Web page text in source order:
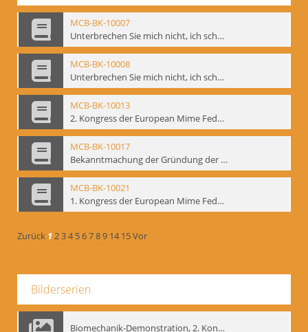
MCB-BK-10007
Unterbrechen Sie mich nicht, ich schweige - interne Signatur: BM-prt-215-f
MCB-BK-10008
Unterbrechen Sie mich nicht, ich schweige - interne Signatur: BM-prt-215-r
MCB-BK-10013
2. Kongress der European Mime Federation: „Rekonstruktion/Innovation“, Berlin Mai 1993 - interne Signatur: BM-prt-221
MCB-BK-10017
Bekanntmachung der Gründung der European Mime Federation - interne Signatur: BM-prt-225
MCB-BK-10021
1. Kongress der European Mime Federation, Amsterdam, September 1991 - interne Signatur: BM-prt-229
Zurück 1234 56789 14 15Vor
Bilderserien
Biomechanik-Demonstration, 2. Kongress der EMF, Mai 1995